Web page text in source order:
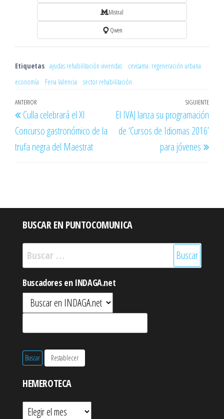
Mistral
Qwen
Etiquetas ayudas rehabilitación viviendas
cevisama. regeneración urbana
economía
Feria Valencia sector rehabilitación
Navegación
de
entradas
Entrada
anterior
ANTERIOR
Culla celebrará el XI
Concurso gastronómico de la
trufa negra del Maestrat
SIGUIENTE
El IVAJ lanza su programación
de ‘Cursos de Idiomas 2016’
para jóvenes
BUSCAR EN PUNTOCOMUNICA
Buscar:
Buscadores en INDAGA.net
HEMEROTECA
Hemeroteca